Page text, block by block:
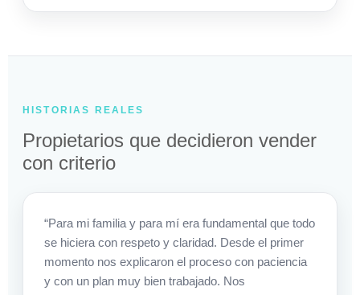
HISTORIAS REALES
Propietarios que decidieron vender
con criterio
“Para mi familia y para mí era fundamental que todo
se hiciera con respeto y claridad. Desde el primer
momento nos explicaron el proceso con paciencia
y con un plan muy bien trabajado. Nos